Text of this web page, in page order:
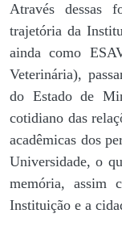
Através dessas
trajetória da
ainda como
Veterinária),
do Estado de
cotidiano das
acadêmicas dos
Universidade, o
memória, assim
Instituição e a